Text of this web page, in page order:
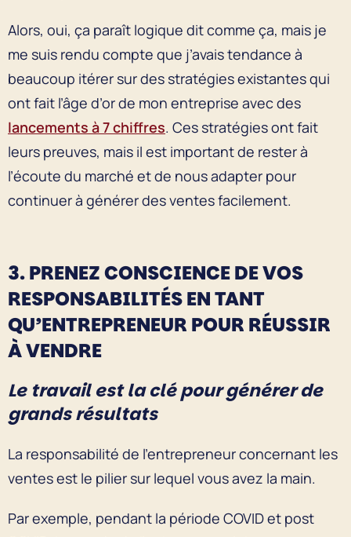
Alors, oui, ça paraît logique dit comme ça, mais je
me suis rendu compte que j’avais tendance à
beaucoup itérer sur des stratégies existantes qui
ont fait l’âge d’or de mon entreprise avec des
lancements à 7 chiffres. Ces stratégies ont fait
leurs preuves, mais il est important de rester à
l’écoute du marché et de nous adapter pour
continuer à générer des ventes facilement.
3. PRENEZ CONSCIENCE DE VOS
RESPONSABILITÉS EN TANT
QU’ENTREPRENEUR POUR RÉUSSIR
À VENDRE
Le travail est la clé pour générer de
grands résultats
La responsabilité de l’entrepreneur concernant les
ventes est le pilier sur lequel vous avez la main.
Par exemple, pendant la période COVID et post